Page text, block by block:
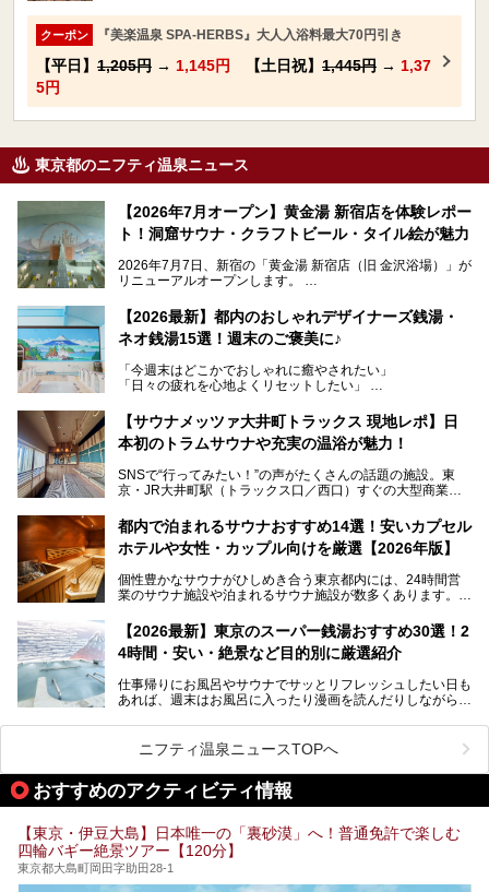
クーポン 『美楽温泉 SPA-HERBS』大人入浴料最大70円引き
【平日】 1,205円 → 1,145円 【土日祝】 1,445円 → 1,37
5円
東京都のニフティ温泉ニュース
【2026年7月オープン】黄金湯 新宿店を体験レポー
ト！洞窟サウナ・クラフトビール・タイル絵が魅力
2026年7月7日、新宿の「黄金湯 新宿店（旧 金沢浴場）」が
リニューアルオープンします。
レトロでノスタルジックなタイル絵はそのまま、昔からここ
を知る地元の人にも、新しく足を運んでくれる人にも愛され
る、今の時代の"銭湯"として生まれ変わりました。洞窟のよ
ビアバーなど、新しく登場したスポットも併せて紹介しま
す。充実した設備があるのに、基本の入浴料が銭湯価格の5
【2026最新】都内のおしゃれデザイナーズ銭湯・
ネオ銭湯15選！週末のご褒美に♪
「今週末はどこかでおしゃれに癒やされたい」
「日々の疲れを心地よくリセットしたい」
となっている新しいスタイルの銭湯です。
最近、SNSやメディアで「デザイナーズ銭湯」や「ネオ銭
本記事では、そもそもこれらがどんな銭湯なのか、その気に
いおしゃれな名店15選を、おすすめの順番で一挙にご紹介
します。
【サウナメッツァ大井町トラックス 現地レポ】日
本初のトラムサウナや充実の温浴が魅力！
SNSで“行ってみたい！”の声がたくさんの話題の施設。東
京・JR大井町駅（トラックス口／西口）すぐの大型商業施
ツァ大井町トラックス」がニューオープン。施設の様子をレ
ポ―トします。
都内で泊まれるサウナおすすめ14選！安いカプセル
ホテルや女性・カップル向けを厳選【2026年版】
個性豊かなサウナがひしめき合う東京都内には、24時間営
業のサウナ施設や泊まれるサウナ施設が数多くあります。
を旅の目的とする「サ旅」や自分へのご褒美のための宿泊な
ど、自分の好きなタイミングで好きなだけサ活ができるのが
魅力です。
最近では、男性専用施設だけでなく、カップルや女性に嬉し
い個室サウナも増えてきました。
ら、特におすすめしたい施設14選をご紹介します。
してみてください。
【2026最新】東京のスーパー銭湯おすすめ30選！2
4時間・安い・絶景など目的別に厳選紹介
仕事帰りにお風呂やサウナでサッとリフレッシュしたい日も
あれば、週末はお風呂に入ったり漫画を読んだりしながら一
また、終電を逃してしまい、「このまま朝までゆっくりでき
る場所があれば」と探した経験がある人も多いのではないで
しょうか。
そこで本記事では、東京でおすすめのスーパー銭湯を、目的
24時間営業で宿泊できる施設や、1,000円以下で楽しめる安
い施設、デートや休日レジャーにもぴったりなエンタメ要素
が充実した施設など、利用のシーンに合わせて参考にしてく
ださい。
ニフティ温泉ニュースTOPへ
おすすめのアクティビティ情報
【東京・伊豆大島】日本唯一の「裏砂漠」へ！普通免許で楽しむ
四輪バギー絶景ツアー【120分】
東京都大島町岡田字助田28-1